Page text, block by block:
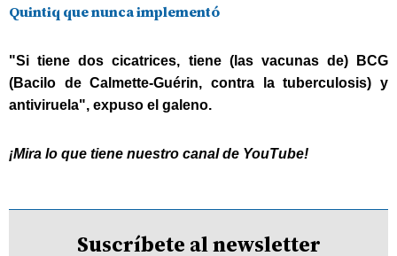
Quintiq que nunca implementó
"Si tiene dos cicatrices, tiene (las vacunas de) BCG
(Bacilo de Calmette-Guérin, contra la tuberculosis) y
antiviruela", expuso el galeno.
¡Mira lo que tiene nuestro canal de YouTube!
Suscríbete al newsletter